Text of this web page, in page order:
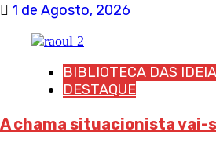
1 de Agosto, 2026
BIBLIOTECA DAS
DESTAQUE
A chama situacionista vai-